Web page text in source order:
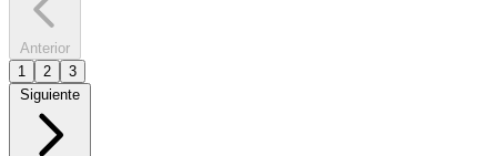
Anterior
1
2
3
Siguiente